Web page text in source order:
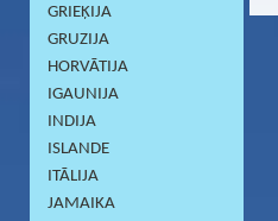
GRIEĶIJA
GRUZIJA
HORVĀTIJA
IGAUNIJA
INDIJA
ISLANDE
ITĀLIJA
JAMAIKA